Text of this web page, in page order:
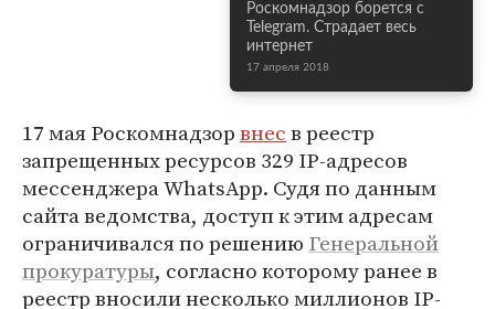
Роскомнадзор борется с
Telegram. Страдает весь
интернет
17 апреля 2018
17 мая Роскомнадзорвнесв реестр
запрещенных ресурсов 329 IP-адресов
мессенджера WhatsApp. Судя по данным
сайта ведомства, доступ к этим адресам
ограничивался по решению Генеральной
прокуратуры, согласно которому ранее в
реестр вносили несколько миллионов IP-